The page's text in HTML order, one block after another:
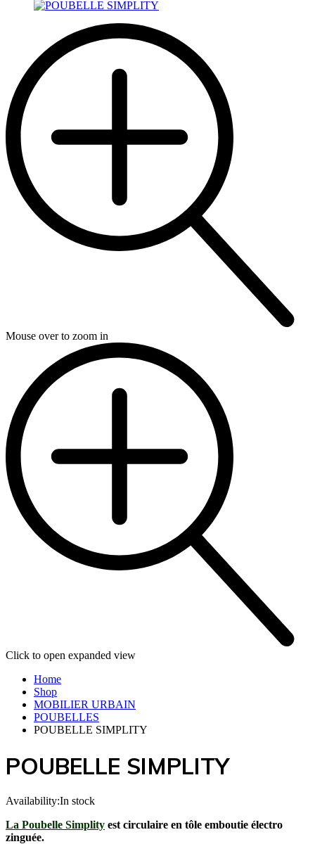
Mouse over to zoom in
Click to open expanded view
Home
Shop
MOBILIER URBAIN
POUBELLES
POUBELLE SIMPLITY
POUBELLE SIMPLITY
Availability:In stock
La Poubelle Simplity est circulaire en tôle emboutie électro
zinguée.